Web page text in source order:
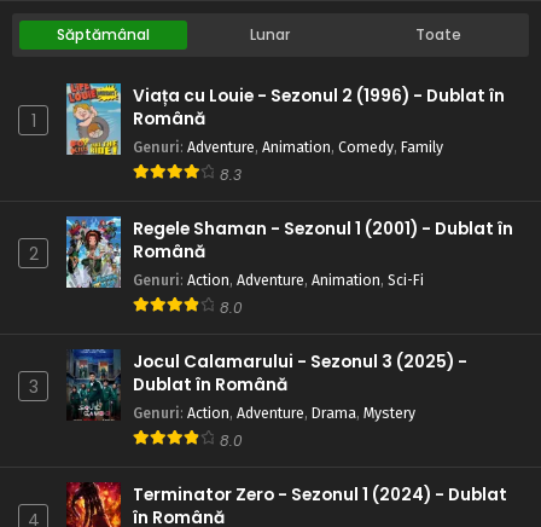
Săptămânal Lunar Toate
1
Viața cu Louie - Sezonul 2 (1996) - Dublat în
Română
Genuri: Adventure, Animation, Comedy, Family
8.3
2
Regele Shaman - Sezonul 1 (2001) - Dublat în
Română
Genuri: Action, Adventure, Animation, Sci-Fi
8.0
3
Jocul Calamarului - Sezonul 3 (2025) -
Dublat în Română
Genuri: Action, Adventure, Drama, Mystery
8.0
4
Terminator Zero - Sezonul 1 (2024) - Dublat
în Română